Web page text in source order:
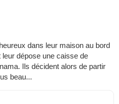
dans leur maison au bord
dépose une caisse de
Ils décident alors de partir
beau...